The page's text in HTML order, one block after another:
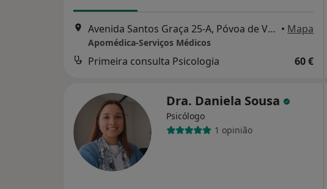
Avenida Santos Graça 25-A, Póvoa de Varzim • Mapa
Apomédica-Serviços Médicos
Primeira consulta Psicologia 60 €
Dra. Daniela Sousa
Psicólogo
1 opinião